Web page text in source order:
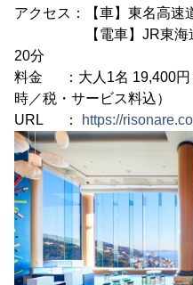
アクセス：【車】東名高
【電車】JR東海道線
20分
料金 ：大人1名 19,400円
時／税・サービス料込）
URL ：
https://